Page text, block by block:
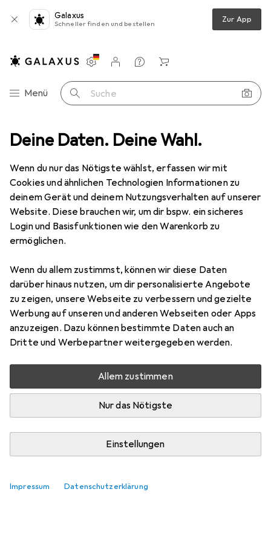
Deine Daten. Deine Wahl.
Wenn du nur das Nötigste wählst, erfassen wir mit
Cookies und ähnlichen Technologien Informationen zu
deinem Gerät und deinem Nutzungsverhalten auf unserer
Website. Diese brauchen wir, um dir bspw. ein sicheres
Login und Basisfunktionen wie den Warenkorb zu
ermöglichen.
Wenn du allem zustimmst, können wir diese Daten
darüber hinaus nutzen, um dir personalisierte Angebote
zu zeigen, unsere Webseite zu verbessern und gezielte
Werbung auf unseren und anderen Webseiten oder Apps
anzuzeigen. Dazu können bestimmte Daten auch an
Dritte und Werbepartner weitergegeben werden.
Allem zustimmen
Nur das Nötigste
Einstellungen
Impressum Datenschutzerklärung
Galaxus
Schneller finden und bestellen Zur App
Navigation nach Kategorien
Menü Suche
Einstellungen
Kundenkonto
Vergleichslisten
Merklisten
Warenkorb
Produktbewertungen guter Preis, lange Lieferdauer
EUR
19,89 EUR
0,39/1m
GoobayNetzwerkkabel
U/UTP, CAT6, 50 m
Bewertung für Goobay
Netzwerkkabel
danielhaefeli
vor 6 Jahren
hat dieses Produkt gekauft
guter Preis, lange Lieferdauer